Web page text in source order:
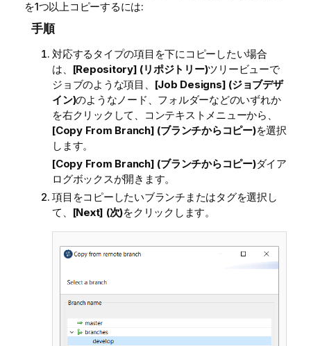
を1つ以上コピーするには:
手順
対応するタイプの項目を下にコピーしたい場合
は、 [Repository] (リポジトリー)ツリービューで
ジョブのような項目、 [Job Designs] (ジョブデザ
イン)のようなノード、フォルダーなどのいずれか
を右クリックして、コンテキストメニューから、
[Copy From Branch] (ブランチからコピー)を選択
します。
[Copy From Branch] (ブランチからコピー)ダイア
ログボックスが開きます。
項目をコピーしたいブランチまたはタグを選択し
て、 [Next] (次)をクリックします。